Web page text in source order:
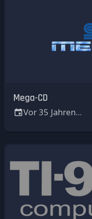
Mega-CD
Vor 35 Jahren...